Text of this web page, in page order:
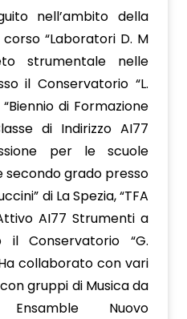
nell’ambito della
“Laboratori D. M
strumentale nelle
il Conservatorio “L.
di Formazione
di Indirizzo AI77
per le scuole
secondo grado presso
di La Spezia, “TFA
AI77 Strumenti a
il Conservatorio “G.
collaborato con vari
gruppi di Musica da
Nuovo